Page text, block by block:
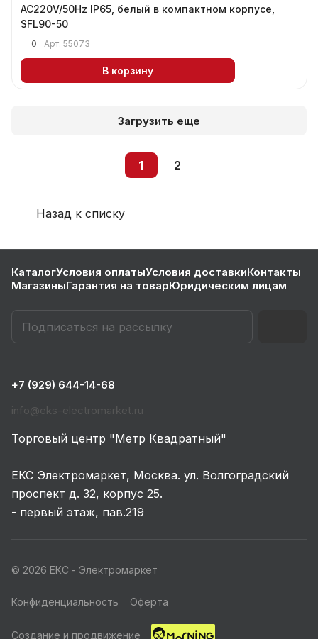
AC220V/50Hz IP65, белый в компактном корпусе,
SFL90-50
0 Арт. 55073
В корзину
Загрузить еще
1 2
Назад к списку
КаталогУсловия оплатыУсловия доставкиКонтакты
МагазиныГарантия на товарЮридическим лицам
+7 (929) 644-14-68
info@eks-electromarket.ru
Торговый центр "Метр Квадратный"
ЕКС Электромаркет, Москва. ул. Волгоградский
проспект д. 32, корпус 25.
- первый этаж, пав.219
© 2026 ЕКС - Электромаркет
Конфиденциальность Оферта
Создание и продвижение